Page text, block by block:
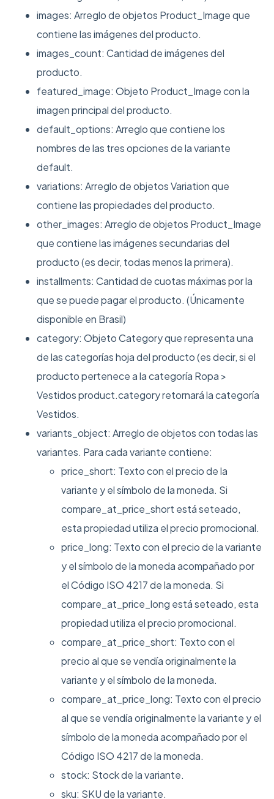
images: Arreglo de objetos Product_Image que
contiene las imágenes del producto.
images_count: Cantidad de imágenes del
producto.
featured_image: Objeto Product_Image con la
imagen principal del producto.
default_options: Arreglo que contiene los
nombres de las tres opciones de la variante
default.
variations: Arreglo de objetos Variation que
contiene las propiedades del producto.
other_images: Arreglo de objetos Product_Image
que contiene las imágenes secundarias del
producto (es decir, todas menos la primera).
installments: Cantidad de cuotas máximas por la
que se puede pagar el producto. (Únicamente
disponible en Brasil)
category: Objeto Category que representa una
de las categorías hoja del producto (es decir, si el
producto pertenece a la categoría Ropa >
Vestidos product.category retornará la categoría
Vestidos.
variants_object: Arreglo de objetos con todas las
variantes. Para cada variante contiene:
price_short: Texto con el precio de la
variante y el símbolo de la moneda. Si
compare_at_price_short está seteado,
esta propiedad utiliza el precio promocional.
price_long: Texto con el precio de la variante
y el símbolo de la moneda acompañado por
el Código ISO 4217 de la moneda. Si
compare_at_price_long está seteado, esta
propiedad utiliza el precio promocional.
compare_at_price_short: Texto con el
precio al que se vendía originalmente la
variante y el símbolo de la moneda.
compare_at_price_long: Texto con el precio
al que se vendía originalmente la variante y el
símbolo de la moneda acompañado por el
Código ISO 4217 de la moneda.
stock: Stock de la variante.
sku: SKU de la variante.